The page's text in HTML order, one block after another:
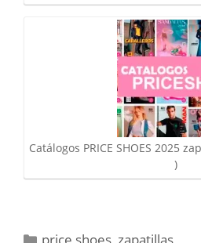
Catálogos PRICE SHOES 2025
)
Categorías
price shoes zapatillas